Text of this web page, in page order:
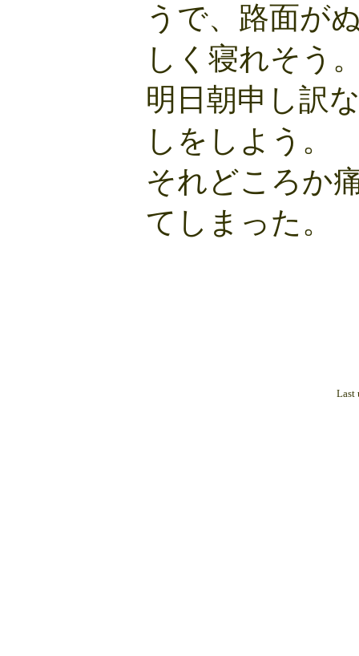
うで、路面が
しく寝れそう
明日朝申し訳
しをしよう。
それどころか
てしまった。
Last